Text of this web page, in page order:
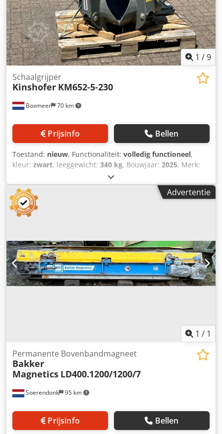
1 /9
Boxmeer 70 km
Schaalgrijper
Kinshofer KM652-5-230
Prijsinfo Bellen
Toestand: nieuw, Functionaliteit: volledig functioneel,
kleur: zwart, leeggewicht: 340 kg, Bouwjaar: 2025, Merk:
Kinshofer Model: KM652-5-230 Codpfx Ajwwr Iboh Dorf
Bouwjaar: Ongebruikt, 2025 Serienummer: LG14540
Afmetingen LxBxH (mm): 900 x 900 x 980 Gewicht (kg) ca.:
340 Aantal op voorraad: 1 Capaciteit (kg): 2000 (230 ltr)
Geschikt voor: Kraan Max. werkdruk (bar): 260 Gemaakt in:
Advertentie
1 / 1
Soerendonk 95 km
Permanente Bovenbandmagneet
Bakker
Magnetics LD400.1200/1200/7
Prijsinfo Bellen